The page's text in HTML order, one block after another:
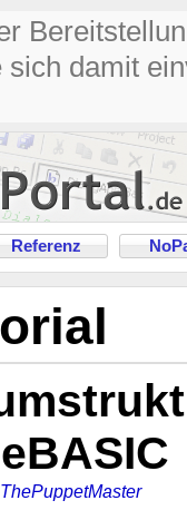
damit
Referenz
ThePuppetMaster